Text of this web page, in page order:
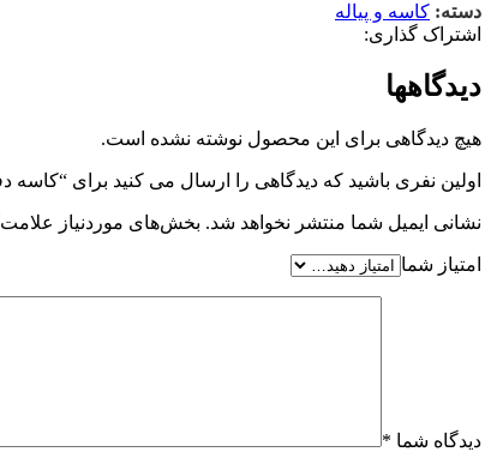
دسته: کاسه و پیاله
اشتراک گذاری:
دیدگاهها
هیچ دیدگاهی برای این محصول نوشته نشده است.
اولین نفری باشید که دیدگاهی را ارسال می کنید برای “کاسه
نشانی ایمیل شما منتشر نخواهد شد. بخش‌های موردنیاز
امتیاز شما
دیدگاه شما *